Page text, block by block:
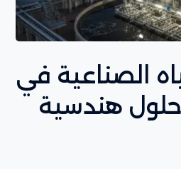
الصناعية في
حلول هندسية